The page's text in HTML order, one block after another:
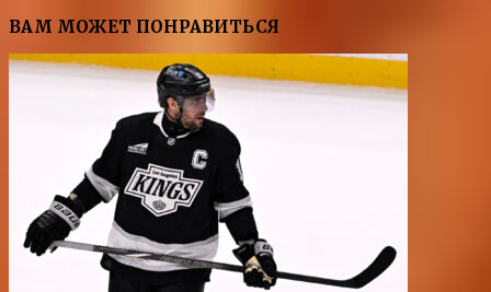
ВАМ МОЖЕТ ПОНРАВИТЬСЯ